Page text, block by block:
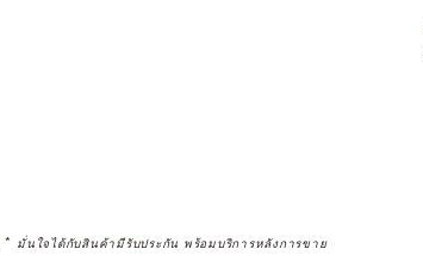
* มั่นใจได้กับสินค้ามีรับประกัน พร้อมบริการหลังการขาย